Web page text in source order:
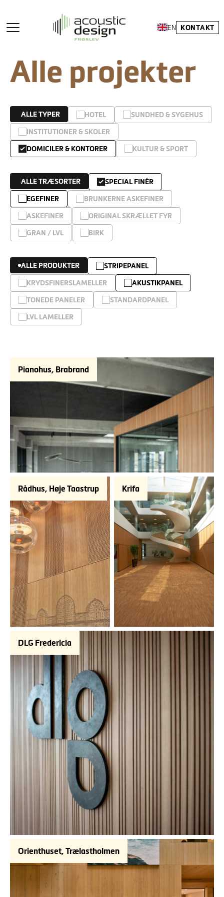
EN KONTAKT
Alle projekter
ALLE TYPER HOTEL
SUNDHED & SYGEHUS
INSTITUTIONER & SKOLER
DOMICILER & KONTORER
KULTUR & SPORT
ALLE TRÆSORTER
SPECIAL FINÉR
EGEFINER
BRUNKERNE ASKEFINER
ASKEFINER
ORIGINAL SKRÆLLET FYR
GRAN / LVL
BIRK
ALLE PRODUKTER
STRIPEPANEL
KRYDSFINERSLAMELLER
AKUSTIKPANEL
TONEDE PANELER
STANDARDPANEL
LVL LAMELLER
Pianohus, Brabrand
Rådhus, Høje Taastrup Krifa
DLG Fredericia
Orienthuset, Trælastholmen